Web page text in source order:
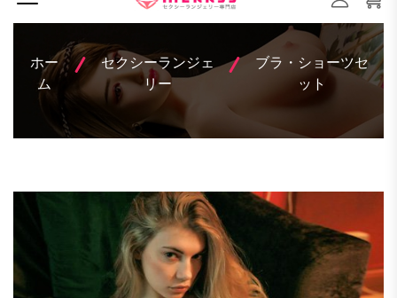
ホー
ム
セクシーランジェ
リー
ブラ・ショーツセ
ット